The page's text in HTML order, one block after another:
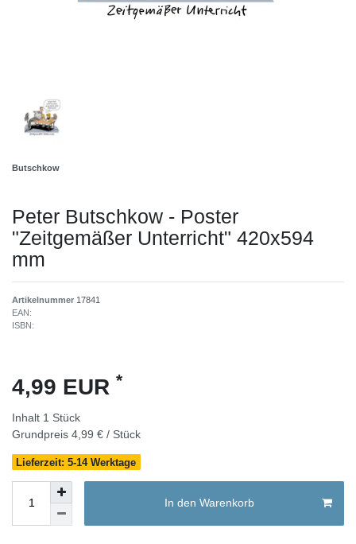
Butschkow
Peter Butschkow - Poster
"Zeitgemäßer Unterricht" 420x594
mm
Artikelnummer 17841
EAN:
ISBN:
4,99 EUR *
Inhalt 1 Stück
Grundpreis 4,99 € / Stück
Lieferzeit: 5-14 Werktage
In den Warenkorb